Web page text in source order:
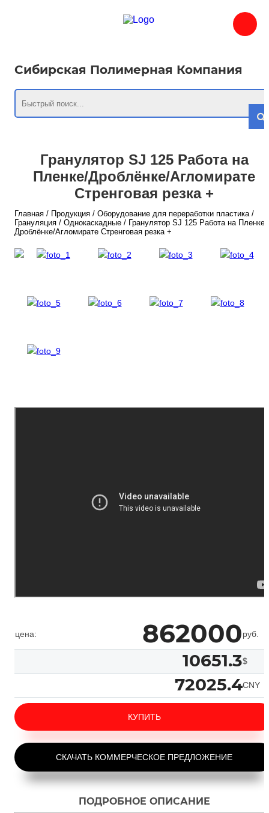
Сибирская Полимерная Компания
Гранулятор SJ 125 Работа на
Пленке/Дроблёнке/Агломирате
Стренговая резка +
Главная / Продукция / Оборудование для переработки пластика/
Грануляция / Однокаскадные / Гранулятор SJ 125 Работа на Пленке/
Дроблёнке/Агломирате Стренговая резка +
цена: 862000руб.
10651.3$
72025.4CNY
КУПИТЬ
СКАЧАТЬ КОММЕРЧЕСКОЕ ПРЕДЛОЖЕНИЕ
ПОДРОБНОЕ ОПИСАНИЕ